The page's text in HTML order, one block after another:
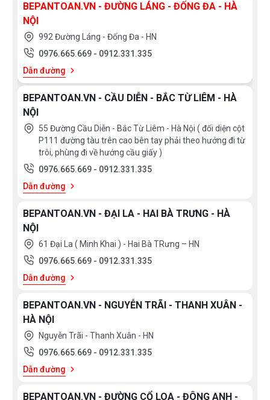
BEPANTOAN.VN - ĐƯỜNG LÁNG - ĐỐNG ĐA - HÀ
NỘI
992 Đường Láng - Đống Đa - HN
0976.665.669 - 0912.331.335
Dẫn đường
BEPANTOAN.VN - CẦU DIỄN - BẮC TỪ LIÊM - HÀ
NỘI
55 Đường Cầu Diễn - Bắc Từ Liêm - Hà Nội ( đối diện cột
P111 đường tàu trên cao bên tay phải theo hướng đi từ
trôi, phùng đi về hướng cầu giấy )
0976.665.669 - 0912.331.335
Dẫn đường
BEPANTOAN.VN - ĐẠI LA - HAI BÀ TRƯNG - HÀ
NỘI
61 Đại La ( Minh Khai ) - Hai Bà TRưng – HN
0976.665.669 - 0912.331.335
Dẫn đường
BEPANTOAN.VN - NGUYỄN TRÃI - THANH XUÂN -
HÀ NỘI
Nguyễn Trãi - Thanh Xuân - HN
0976.665.669 - 0912.331.335
Dẫn đường
BEPANTOAN.VN - ĐƯỜNG CỔ LOA - ĐÔNG ANH -